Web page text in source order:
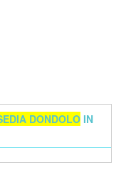
DONDOLO IN